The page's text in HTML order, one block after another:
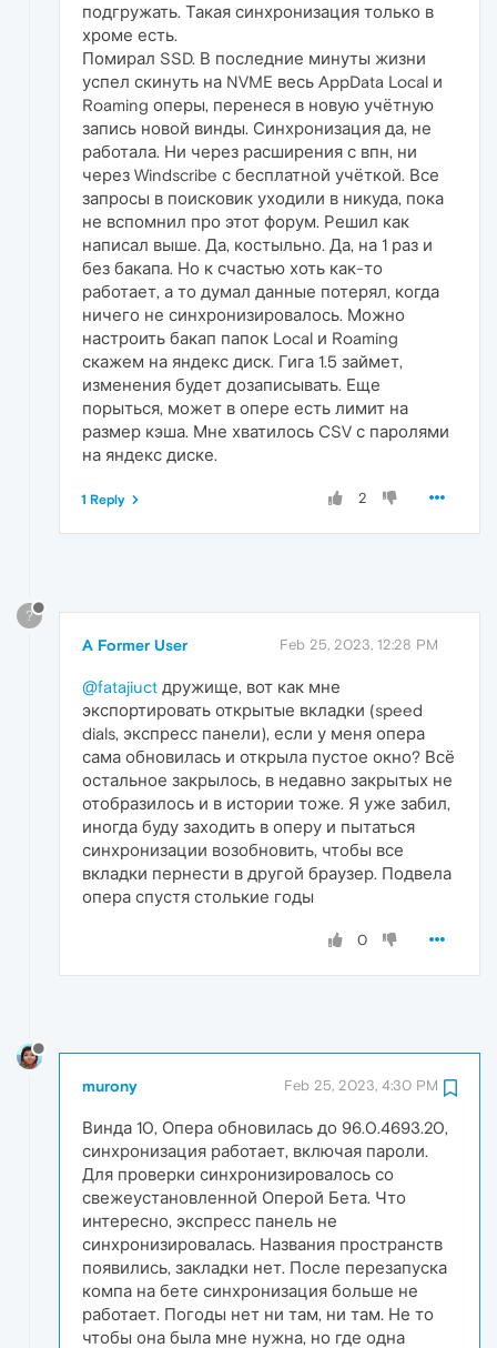
подгружать. Такая синхронизация только в
хроме есть.
Помирал SSD. В последние минуты жизни
успел скинуть на NVME весь AppData Local и
Roaming оперы, перенеся в новую учётную
запись новой винды. Синхронизация да, не
работала. Ни через расширения с впн, ни
через Windscribe с бесплатной учёткой. Все
запросы в поисковик уходили в никуда, пока
не вспомнил про этот форум. Решил как
написал выше. Да, костыльно. Да, на 1 раз и
без бакапа. Но к счастью хоть как-то
работает, а то думал данные потерял, когда
ничего не синхронизировалось. Можно
настроить бакап папок Local и Roaming
скажем на яндекс диск. Гига 1.5 займет,
изменения будет дозаписывать. Еще
порыться, может в опере есть лимит на
размер кэша. Мне хватилось CSV с паролями
на яндекс диске.
2
1 Reply
?
A Former User Feb 25, 2023, 12:28 PM
@fatajiuct дружище, вот как мне
экспортировать открытые вкладки (speed
dials, экспресс панели), если у меня опера
сама обновилась и открыла пустое окно? Всё
остальное закрылось, в недавно закрытых не
отобразилось и в истории тоже. Я уже забил,
иногда буду заходить в оперу и пытаться
синхронизации возобновить, чтобы все
вкладки пернести в другой браузер. Подвела
опера спустя столькие годы
0
murony Feb 25, 2023, 4:30 PM
Винда 10, Опера обновилась до 96.0.4693.20,
синхронизация работает, включая пароли.
Для проверки синхронизировалось со
свежеустановленной Оперой Бета. Что
интересно, экспресс панель не
синхронизировалась. Названия пространств
появились, закладки нет. После перезапуска
компа на бете синхронизация больше не
работает. Погоды нет ни там, ни там. Не то
чтобы она была мне нужна, но где одна